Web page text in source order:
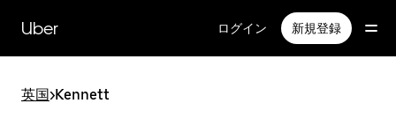
Uber ログイン 新規登録
英国>Kennett